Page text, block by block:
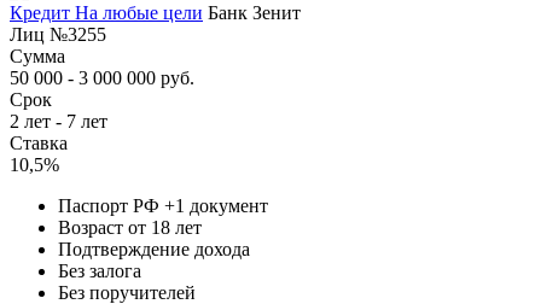
Кредит На любые цели Банк Зенит
Лиц №3255
Сумма
50 000 - 3 000 000 руб.
Срок
2 лет - 7 лет
Ставка
10,5%
Паспорт РФ +1 документ
Возраст от 18 лет
Подтверждение дохода
Без залога
Без поручителей